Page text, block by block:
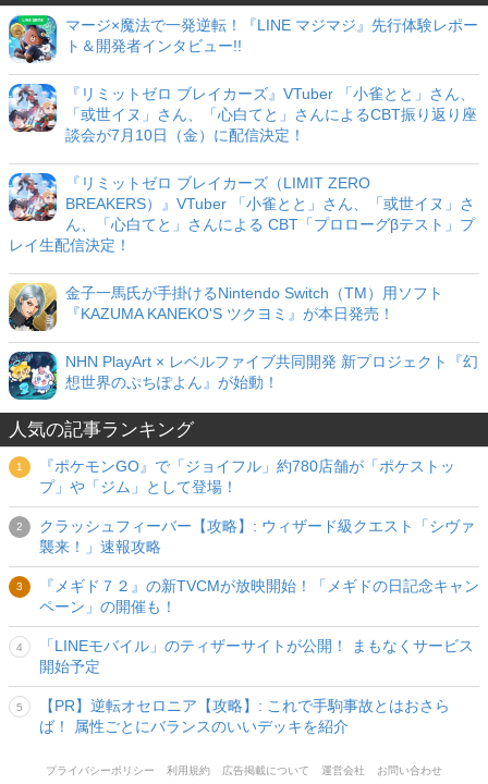
マージ×魔法で一発逆転！『LINE マジマジ』先行体験レポー
ト＆開発者インタビュー!!
『リミットゼロ ブレイカーズ』VTuber 「小雀とと」さん、
「或世イヌ」さん、「心白てと」さんによるCBT振り返り座
談会が7月10日（金）に配信決定！
『リミットゼロ ブレイカーズ（LIMIT ZERO
BREAKERS）』VTuber 「小雀とと」さん、「或世イヌ」さ
ん、「心白てと」さんによる CBT「プロローグβテスト」プ
レイ生配信決定！
金子一馬氏が手掛けるNintendo Switch（TM）用ソフト
『KAZUMA KANEKO'S ツクヨミ』が本日発売！
NHN PlayArt × レベルファイブ共同開発 新プロジェクト『幻
想世界のぷちぽよん』が始動！
人気の記事ランキング
『ポケモンGO』で「ジョイフル」約780店舗が「ポケストッ
プ」や「ジム」として登場！
クラッシュフィーバー【攻略】: ウィザード級クエスト「シヴァ
襲来！」速報攻略
『メギド７２』の新TVCMが放映開始！「メギドの日記念キャン
ペーン」の開催も！
「LINEモバイル」のティザーサイトが公開！ まもなくサービス
開始予定
【PR】逆転オセロニア【攻略】: これで手駒事故とはおさら
ば！ 属性ごとにバランスのいいデッキを紹介
プライバシーポリシー 利用規約 広告掲載について 運営会社 お問い合わせ